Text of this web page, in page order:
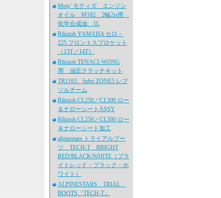
Moty' モティズ エンジン
オイル M182 2輪2st用
化学合成油 1L
Rikizoh YAMAHA セロ－
225 フロントスプロケット
（13T／14T）
Rikizoh TENACI-WONG
用 油圧クラッチキット
TR1163 hebo ZONE5 レプ
ソルチーム
Rikizoh CL250／CL500 ロー
＆ナローシートASSY
Rikizoh CL250／CL500 ロー
＆ナローシート加工
alpinestars トライアルブー
ツ TECH-T BRIGHT
RED/BLACK/WHITE（ブラ
イトレッド・ブラック・ホ
ワイト）
ALPINESTARS TRIAL
BOOTS「TECH-T」